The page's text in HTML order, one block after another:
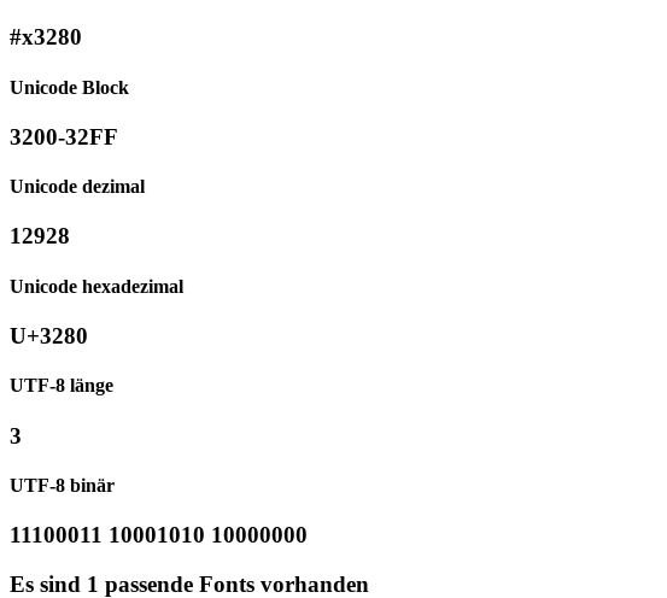
#x3280
Unicode Block
3200-32FF
Unicode dezimal
12928
Unicode hexadezimal
U+3280
UTF-8 länge
3
UTF-8 binär
11100011 10001010 10000000
Es sind 1 passende Fonts vorhanden